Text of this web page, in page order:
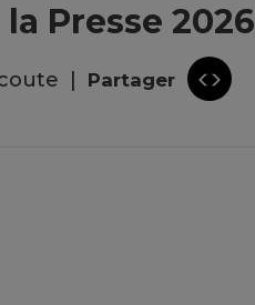
Presse 2026
Partager